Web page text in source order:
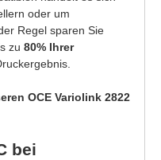
oder um
Regel sparen Sie
zu 80% Ihrer
OCE Variolink 2822
bei